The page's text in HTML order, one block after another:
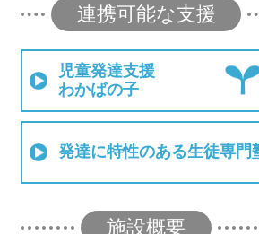
連携可能な支援
児童発達支援
わかばの子
発達に特性のある生徒専門
施設概要